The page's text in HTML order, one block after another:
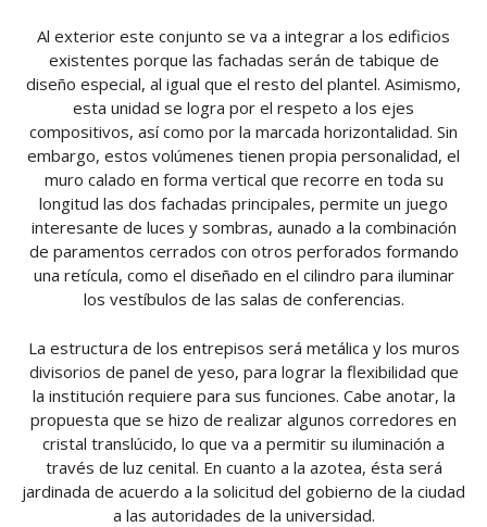
Al exterior este conjunto se va a integrar a los edificios
existentes porque las fachadas serán de tabique de
diseño especial, al igual que el resto del plantel. Asimismo,
esta unidad se logra por el respeto a los ejes
compositivos, así como por la marcada horizontalidad. Sin
embargo, estos volúmenes tienen propia personalidad, el
muro calado en forma vertical que recorre en toda su
longitud las dos fachadas principales, permite un juego
interesante de luces y sombras, aunado a la combinación
de paramentos cerrados con otros perforados formando
una retícula, como el diseñado en el cilindro para iluminar
los vestíbulos de las salas de conferencias.
La estructura de los entrepisos será metálica y los muros
divisorios de panel de yeso, para lograr la flexibilidad que
la institución requiere para sus funciones. Cabe anotar, la
propuesta que se hizo de realizar algunos corredores en
cristal translúcido, lo que va a permitir su iluminación a
través de luz cenital. En cuanto a la azotea, ésta será
jardinada de acuerdo a la solicitud del gobierno de la ciudad
a las autoridades de la universidad.